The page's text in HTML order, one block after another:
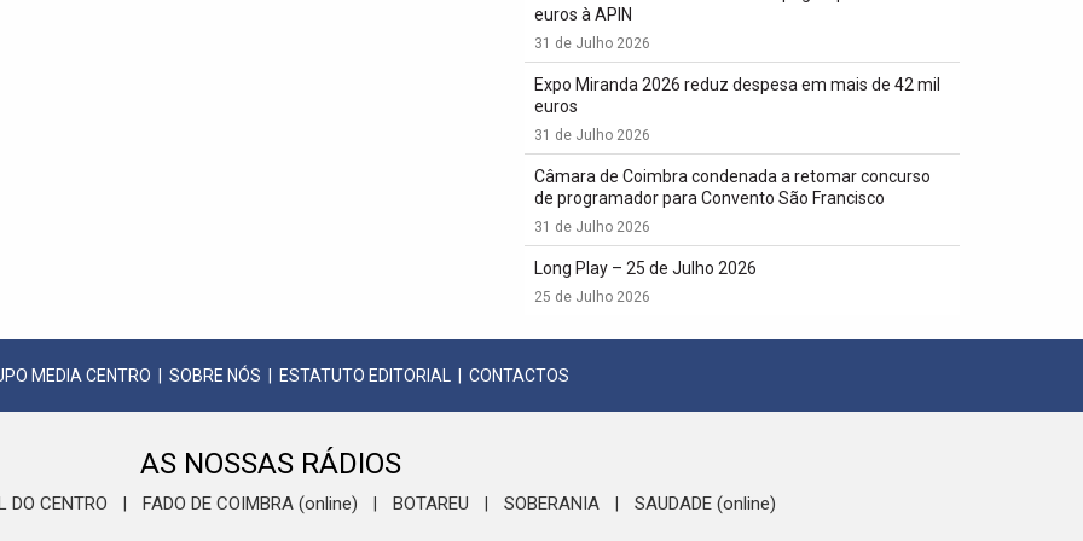
euros à APIN
31 de Julho 2026
Expo Miranda 2026 reduz despesa em mais de 42 mil
euros
31 de Julho 2026
Câmara de Coimbra condenada a retomar concurso
de programador para Convento São Francisco
31 de Julho 2026
Long Play – 25 de Julho 2026
25 de Julho 2026
MEDIA CENTRO SOBRE NÓS ESTATUTO EDITORIAL CONTACTOS
AS NOSSAS RÁDIOS
DO CENTRO FADO DE COIMBRA (online) BOTAREU SOBERANIA SAUDADE (online)